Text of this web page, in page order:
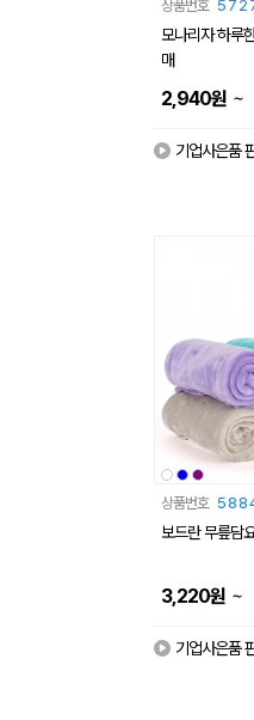
상품번호
모나리자 하루
매
2,940원 ~
기업사은품
상품번호
보드란 무릎
3,220원 ~
기업사은품